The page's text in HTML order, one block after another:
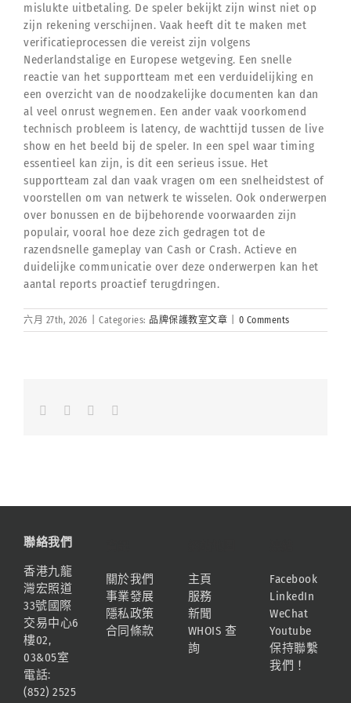
mislukte uitbetaling. De speler bekijkt zijn winst niet op
zijn rekening verschijnen. Vaak heeft dit te maken met
verificatieprocessen die vereist zijn volgens
Nederlandstalige en Europese wetgeving. Een snelle
reactie van het supportteam met een verduidelijking en
een overzicht van de noodzakelijke documenten kan dan
al veel onrust wegnemen. Een ander vaak voorkomend
technisch probleem is latency, de wachttijd tussen de live
show en het beeld bij de speler. In een spel waar timing
essentieel kan zijn, is dit een serieus issue. Het
supportteam zal dan vaak vragen om een snelheidstest of
voorstellen om van netwerk te wisselen. Ook onderwerpen
over bonussen en de bijbehorende voorwaarden zijn
populair, vooral hoe deze zich gedragen tot de
razendsnelle gameplay van Cash or Crash. Actieve en
duidelijke communicatie over deze onderwerpen kan het
aantal reports proactief terugdringen.
六月 27th, 2026 Categories: 品牌保護教室文章 0 Comments
FacebookLinkedInWhatsapp
聯絡我們
香港九龍
灣宏照道
33號國際
交易中心6
樓02,
03&05室
電話:
(852) 2525
關於我們
事業發展
隱私政策
合同條款
主頁
服務
新聞
WHOIS 查
詢
Facebook
LinkedIn
WeChat
Youtube
保持聯繫
我們！